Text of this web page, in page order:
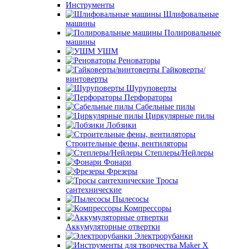
Инструменты
Шлифовальные
машины
Полировальные
машины
УШМ
Реноваторы
Гайковерты/
винтоверты
Шуруповерты
Перфораторы
Сабельные пилы
Циркулярные пилы
Лобзики
Строительные фены, вентиляторы
Степлеры/Нейлеры
Фонари
Фрезеры
Тросы
сантехнические
Пылесосы
Компрессоры
Аккумуляторные отвертки
Электрорубанки